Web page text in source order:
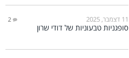
11 דצמבר, 2025 2
סופגניות טבעוניות של דודי שרון